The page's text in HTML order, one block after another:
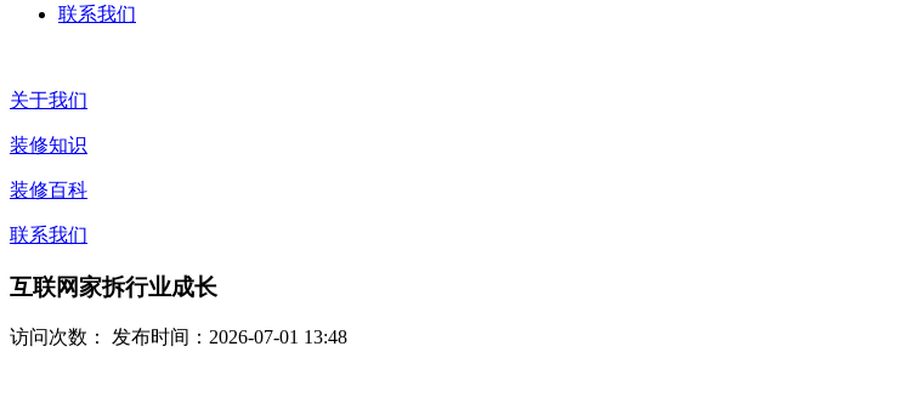
联系我们
关于我们
装修知识
装修百科
联系我们
互联网家拆行业成长
访问次数： 发布时间：2026-07-01 13:48